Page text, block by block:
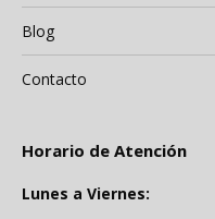
Blog
Contacto
Horario de Atención
Lunes a Viernes: